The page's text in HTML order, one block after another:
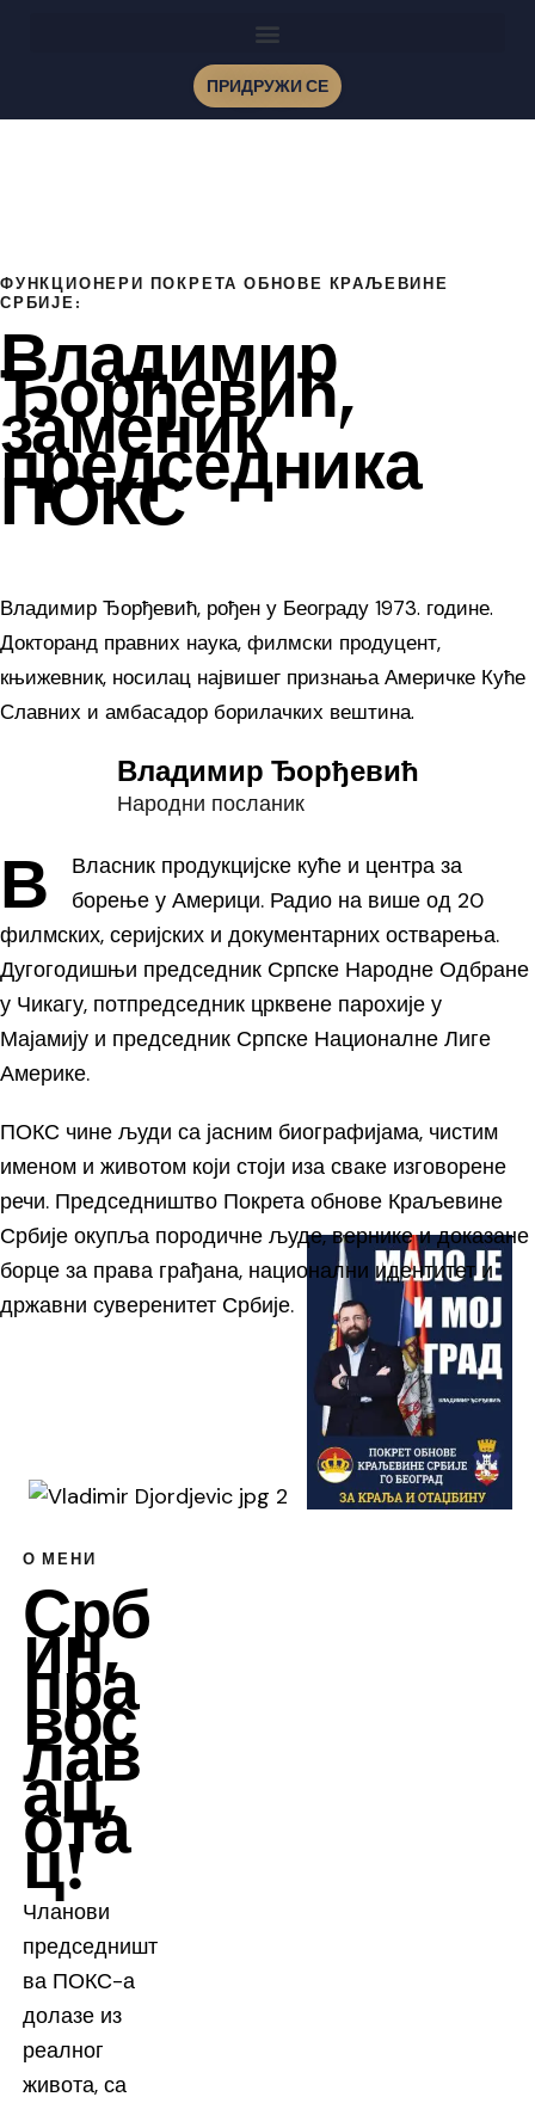
ПРИДРУЖИ СЕ
ФУНКЦИОНЕРИ ПОКРЕТА ОБНОВЕ КРАЉЕВИНЕ
СРБИЈЕ:
Владимир
Ђорђевић,
заменик
председника
ПОКС
Владимир Ђорђевић, рођен у Београду 1973. године.
Докторанд правних наука, филмски продуцент,
књижевник, носилац највишег признања Америчке Куће
Славних и амбасадор борилачких вештина.
Владимир Ђорђевић
Народни посланик
В
Власник продукцијске куће и центра за
борење у Америци. Радио на више од 20
филмских, серијских и документарних остварења.
Дугогодишњи председник Српске Народне Одбране
у Чикагу, потпредседник црквене парохије у
Мајамију и председник Српске Националне Лиге
Америке.
ПОКС чине људи са јасним биографијама, чистим
именом и животом који стоји иза сваке изговорене
речи. Председништво Покрета обнове Краљевине
Србије окупља породичне људе, вернике и доказане
борце за права грађана, национални идентитет и
државни суверенитет Србије.
О МЕНИ
Срб
ин,
пра
вос
лав
ац,
ота
ц!
Чланови
председништ
ва ПОКС-а
долазе из
реалног
живота, са